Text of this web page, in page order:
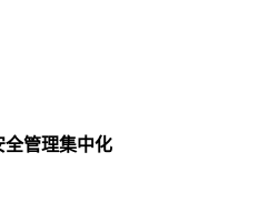
管理集中化